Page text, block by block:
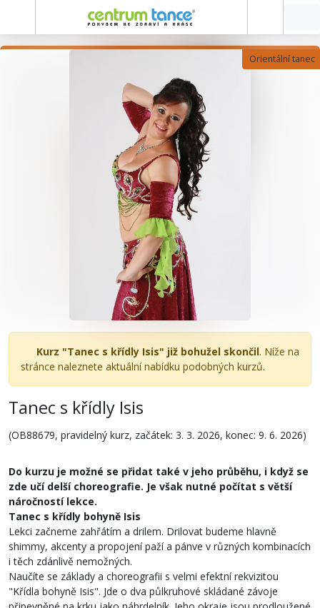
Orientální tanec
Kurz "Tanec s křídly Isis" již bohužel skončil. Níže na
stránce naleznete aktuální nabídku podobných kurzů.
Tanec s křídly Isis
(OB88679, pravidelný kurz, začátek: 3. 3. 2026, konec: 9. 6. 2026)
Do kurzu je možné se přidat také v jeho průběhu, i když se
zde učí delší choreografie. Je však nutné počítat s větší
náročností lekce.
Tanec s křídly bohyně Isis
Lekci začneme zahřátím a drilem. Drilovat budeme hlavně
shimmy, akcenty a propojení paží a pánve v různých kombinacích
i těch zdánlivě nemožných.
Naučíte se základy a choreografii s velmi efektní rekvizitou
"Křídla bohyně Isis". Jde o dva půlkruhové skládané závoje